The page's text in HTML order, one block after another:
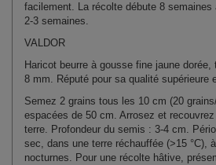
facilement. La récolte débute 8
2-3 semaines.
VALDOR
Haricot beurre à gousse fine jaune
8 mm. Réputé pour sa qualité supérieure
Semez 2 grains tous les 10 cm (20
espacées de 50 cm. Arrosez et
terre. Profondeur du semis : 3-4 cm.
sec, dans une terre réchauffée (>15 °C),
nocturnes. Pour une récolte hâtive,